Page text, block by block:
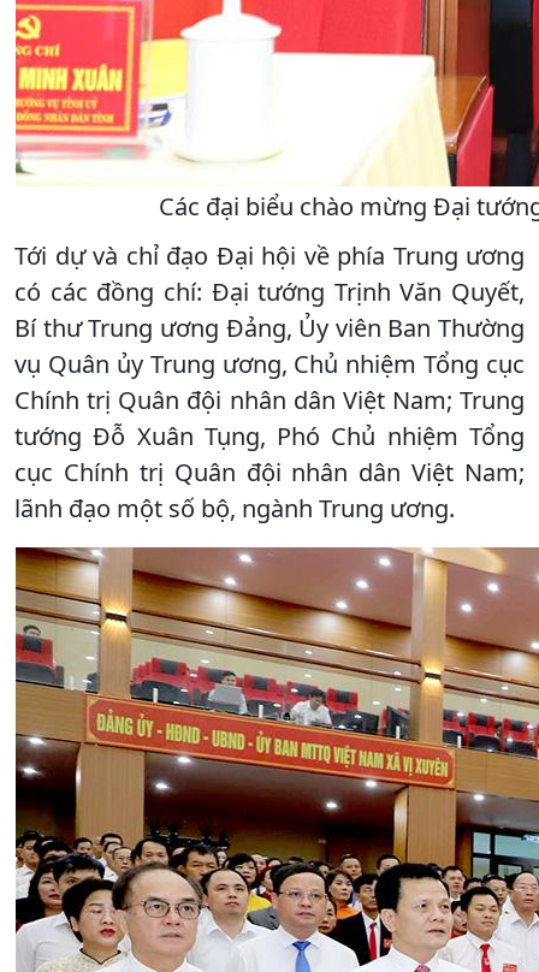
Các đại biểu chào mừng Đại
Tới dự và chỉ đạo Đại hội về phía Trung ương
có các đồng chí: Đại tướng Trịnh Văn Quyết,
Bí thư Trung ương Đảng, Ủy viên Ban Thường
vụ Quân ủy Trung ương, Chủ nhiệm Tổng cục
Chính trị Quân đội nhân dân Việt Nam; Trung
tướng Đỗ Xuân Tụng, Phó Chủ nhiệm Tổng
cục Chính trị Quân đội nhân dân Việt Nam;
lãnh đạo một số bộ, ngành Trung ương.